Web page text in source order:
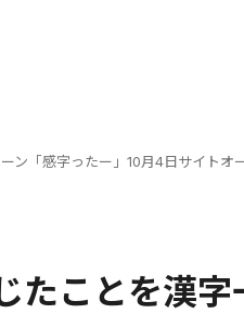
ン「感字ったー」10月4日サイトオ
たことを漢